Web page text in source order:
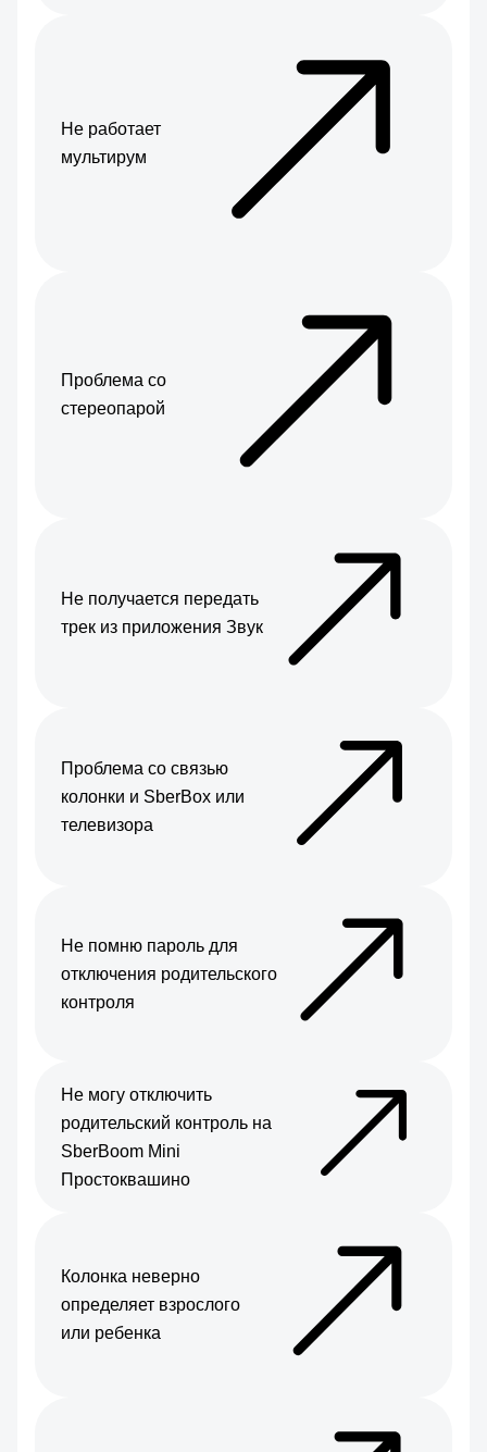
Не работает
мультирум
Проблема со
стереопарой
Не получается передать
трек из приложения Звук
Проблема со связью
колонки и SberBox или
телевизора
Не помню пароль для
отключения родительского
контроля
Не могу отключить
родительский контроль на
SberBoom Mini
Простоквашино
Колонка неверно
определяет взрослого
или ребенка